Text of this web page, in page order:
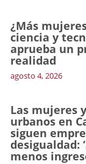
¿Más
ciencia y
aprueba un
realidad
agosto 4, 2026
Las mujeres
urbanos en
siguen
desigualdad:
menos